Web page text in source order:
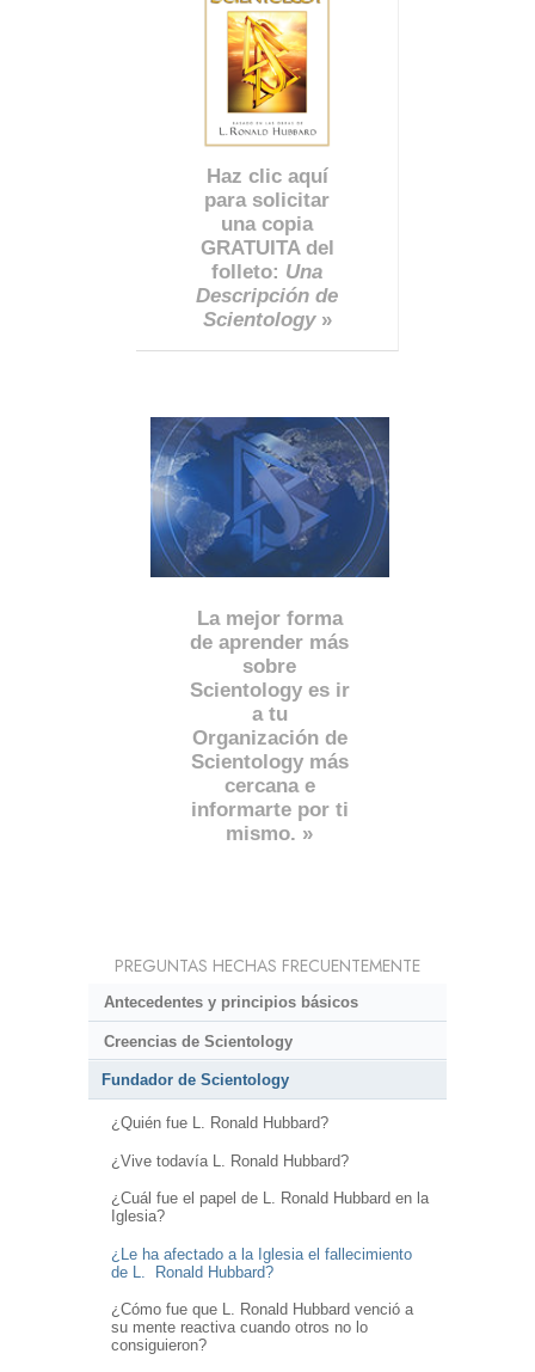
Haz clic aquí
para solicitar
una copia
GRATUITA del
folleto: Una
Descripción de
Scientology»
La mejor forma
de aprender más
sobre
Scientology es ir
a tu
Organización de
Scientology más
cercana e
informarte por ti
mismo. »
PREGUNTAS HECHAS FRECUENTEMENTE
Antecedentes y principios básicos
Creencias de Scientology
Fundador de Scientology
¿Quién fue L. Ronald Hubbard?
¿Vive todavía L. Ronald Hubbard?
¿Cuál fue el papel de L. Ronald Hubbard en la
Iglesia?
¿Le ha afectado a la Iglesia el fallecimiento
de L. Ronald Hubbard?
¿Cómo fue que L. Ronald Hubbard venció a
su mente reactiva cuando otros no lo
consiguieron?